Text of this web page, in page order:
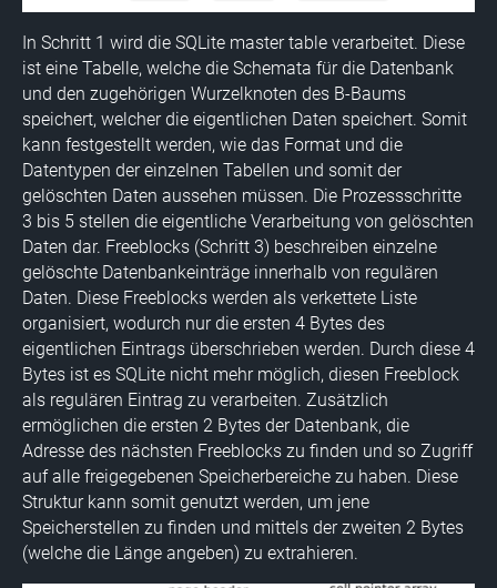
In Schritt 1 wird die SQLite master table verarbeitet. Diese
ist eine Tabelle, welche die Schemata für die Datenbank
und den zugehörigen Wurzelknoten des B-Baums
speichert, welcher die eigentlichen Daten speichert. Somit
kann festgestellt werden, wie das Format und die
Datentypen der einzelnen Tabellen und somit der
gelöschten Daten aussehen müssen. Die Prozessschritte
3 bis 5 stellen die eigentliche Verarbeitung von gelöschten
Daten dar. Freeblocks (Schritt 3) beschreiben einzelne
gelöschte Datenbankeinträge innerhalb von regulären
Daten. Diese Freeblocks werden als verkettete Liste
organisiert, wodurch nur die ersten 4 Bytes des
eigentlichen Eintrags überschrieben werden. Durch diese 4
Bytes ist es SQLite nicht mehr möglich, diesen Freeblock
als regulären Eintrag zu verarbeiten. Zusätzlich
ermöglichen die ersten 2 Bytes der Datenbank, die
Adresse des nächsten Freeblocks zu finden und so Zugriff
auf alle freigegebenen Speicherbereiche zu haben. Diese
Struktur kann somit genutzt werden, um jene
Speicherstellen zu finden und mittels der zweiten 2 Bytes
(welche die Länge angeben) zu extrahieren.